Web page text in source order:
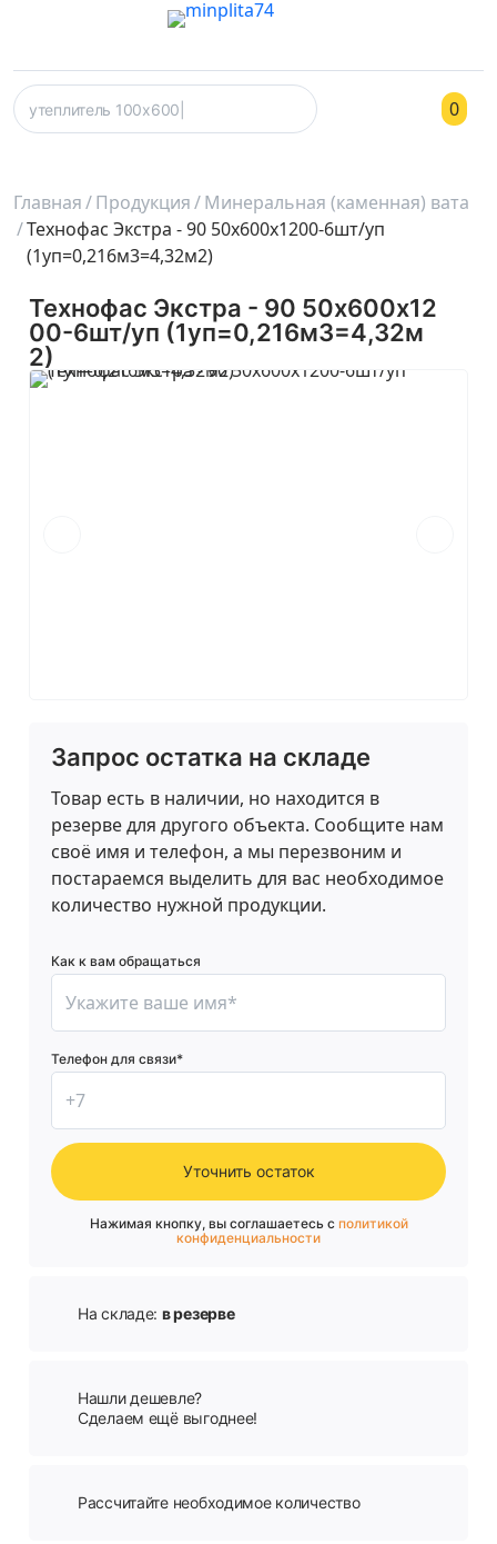
0
Главная Продукция
Минеральная (каменная) вата
Технофас Экстра - 90 50х600х1200-6шт/уп
(1уп=0,216м3=4,32м2)
Технофас Экстра - 90 50х600х12
00-6шт/уп (1уп=0,216м3=4,32м
2)
Запрос остатка на складе
Товар есть в наличии, но находится в
резерве для другого объекта. Сообщите нам
своё имя и телефон, а мы перезвоним и
постараемся выделить для вас необходимое
количество нужной продукции.
Как к вам обращаться
Телефон для связи*
Уточнить остаток
Нажимая кнопку, вы соглашаетесь с политикой
конфиденциальности
На складе: в резерве
Нашли дешевле?
Сделаем ещё выгоднее!
Рассчитайте необходимое количество